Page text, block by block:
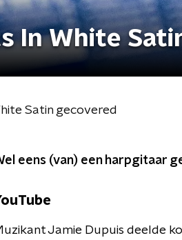
In White
Satin gecovered
eens (van) een harpgitaar
Jamie Dupuis deelde